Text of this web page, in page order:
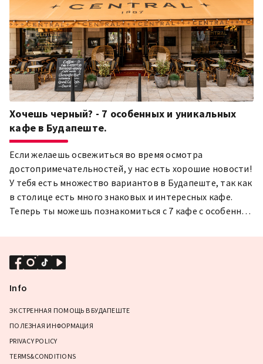
Хочешь черный? - 7 особенных и уникальных
кафе в Будапеште.
Если желаешь освежиться во время осмотра
достопримечательностей, у нас есть хорошие новости!
У тебя есть множество вариантов в Будапеште, так как
в столице есть много знаковых и интересных кафе.
Теперь ты можешь познакомиться с 7 кафе с особенной
этих местах!
Info
ЭКСТРЕННАЯ ПОМОЩЬ В БУДАПЕШТЕ
ПОЛЕЗНАЯ ИНФОРМАЦИЯ
PRIVACY POLICY
TERMS&CONDITIONS